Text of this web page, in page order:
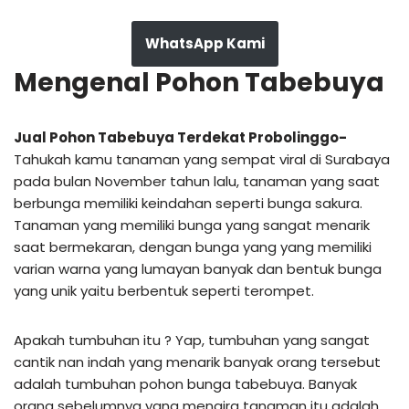
WhatsApp Kami
Mengenal Pohon Tabebuya
Jual Pohon Tabebuya Terdekat Probolinggo-
Tahukah kamu tanaman yang sempat viral di Surabaya
pada bulan November tahun lalu, tanaman yang saat
berbunga memiliki keindahan seperti bunga sakura.
Tanaman yang memiliki bunga yang sangat menarik
saat bermekaran, dengan bunga yang yang memiliki
varian warna yang lumayan banyak dan bentuk bunga
yang unik yaitu berbentuk seperti terompet.
Apakah tumbuhan itu ? Yap, tumbuhan yang sangat
cantik nan indah yang menarik banyak orang tersebut
adalah tumbuhan pohon bunga tabebuya. Banyak